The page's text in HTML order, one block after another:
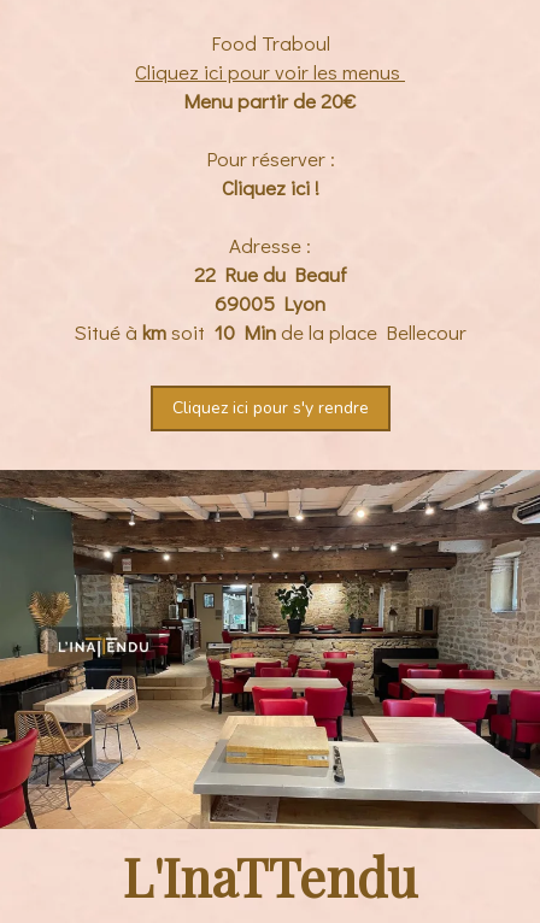
Food Traboul
Cliquez ici pour voir les menus
Menu partir de 20€
Pour réserver :
Cliquez ici !
Adresse :
22 Rue du Beauf
69005 Lyon
Situé à kmsoit 10 Min de la place Bellecour
Cliquez ici pour s'y rendre
L'InaTTendu